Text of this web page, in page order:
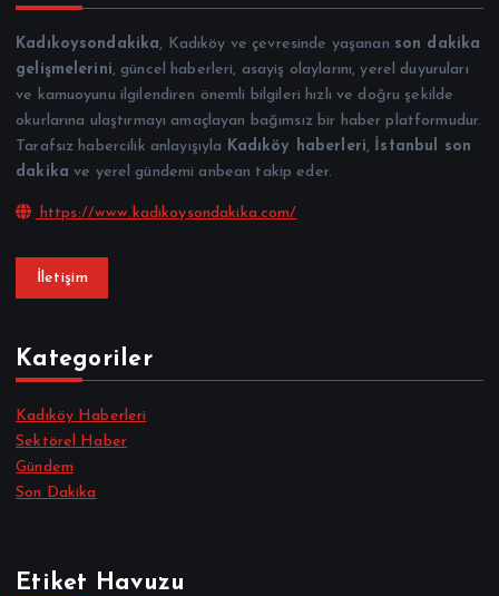
Kadıkoysondakika, Kadıköy ve çevresinde yaşanan son dakika
gelişmelerini, güncel haberleri, asayiş olaylarını, yerel duyuruları
ve kamuoyunu ilgilendiren önemli bilgileri hızlı ve doğru şekilde
okurlarına ulaştırmayı amaçlayan bağımsız bir haber platformudur.
Tarafsız habercilik anlayışıyla Kadıköy haberleri,
İstanbul son
dakika ve yerel gündemi anbean takip eder.
https://www.kadikoysondakika.com/
İletişim
Kategoriler
Kadıköy Haberleri
Sektörel Haber
Gündem
Son Dakika
Etiket Havuzu